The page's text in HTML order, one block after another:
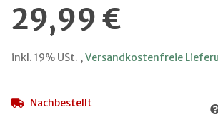
29,99 €
inkl. 19% USt. ,Versandkostenfreie
Nachbestellt